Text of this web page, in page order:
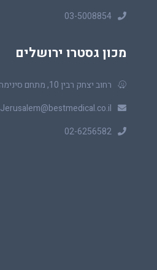
03-5008854
מכון גסטרו ירושלים
רחוב יצחק רבין 10, מתחם סינימה סיטי ירושלים
Jerusalem@bestmedical.co.il
02-6256582